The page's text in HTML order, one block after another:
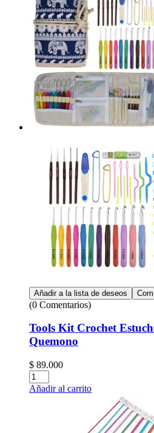
Añadir a la lista de deseos
(0 Comentarios)
Tools Kit Crochet
Quemono
$ 89.000
Cantidad:
Añadir al carrito